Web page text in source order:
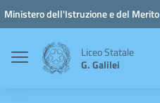
Vai ai contenuti
Vai al menu di navigazione
Vai al footer
Ministero dell'Istruzione e del Merito
Liceo Statale
G. Galilei